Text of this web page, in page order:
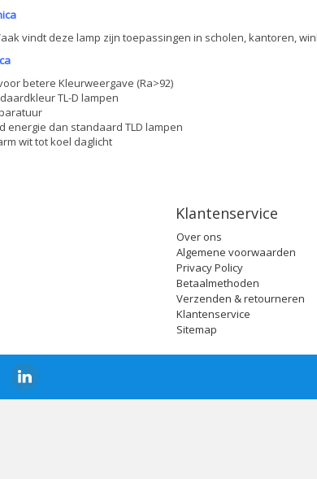
vindt deze lamp zijn toepassingen in scholen, kantoren,
betere Kleurweergave (Ra>92)
TL-D lampen
energie dan standaard TLD lampen
wit tot koel daglicht
Klantenservice
Over ons
Algemene voorwaarden
Privacy Policy
Betaalmethoden
Verzenden & retourneren
Klantenservice
Sitemap